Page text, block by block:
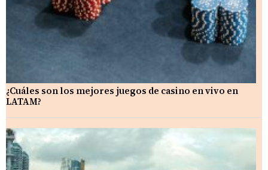
¿Cuáles son los mejores juegos de casino en vivo en
LATAM?